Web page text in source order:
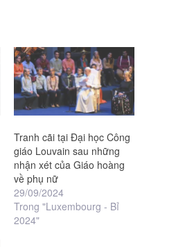
Tranh cãi tại Đại học Công
giáo Louvain sau những
nhận xét của Giáo hoàng
về phụ nữ
29/09/2024
Trong "Luxembourg - Bỉ
2024"